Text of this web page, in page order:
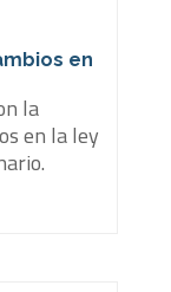
en
la
en la ley